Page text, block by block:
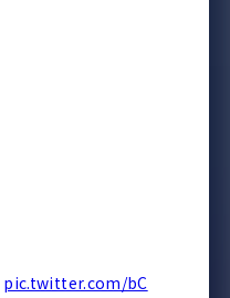
pic.twitter.com/bC